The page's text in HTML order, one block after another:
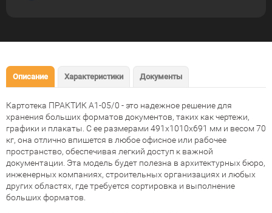
Описание Характеристики Документы
Картотека ПРАКТИК A1-05/0 - это надежное решение для
хранения больших форматов документов, таких как чертежи,
графики и плакаты. С ее размерами 491x1010x691 мм и весом 70
кг, она отлично впишется в любое офисное или рабочее
пространство, обеспечивая легкий доступ к важной
документации. Эта модель будет полезна в архитектурных бюро,
инженерных компаниях, строительных организациях и любых
других областях, где требуется сортировка и выполнение
больших форматов.